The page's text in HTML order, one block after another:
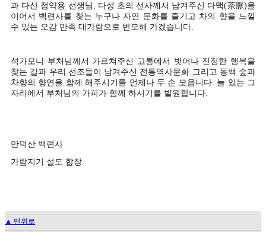
과 다산 정약용 선생님 , 다성 초의 선사께서 남겨주신 다맥(茶脈)을
이어서 백련사를 찾는 누구나 자연 문화를 즐기고 차의 향을 느낄
수 있는 오감 만족 대가람으로 변모해 가겠습니다.
석가모니 부처님께서 가르쳐주신 고통에서 벗어나 진정한 행복을
찾는 길과 우리 선조들이 남겨주신 전통역사문화 그리고 동백 숲과
차향의 향연을 함께 해주시기를 언제나 두 손 모읍니다. 늘 있는 그
자리에서 부처님의 가피가 함께 하시기를 발원합니다.
만덕산 백련사
가람지기 설도 합장
▲ 맨위로